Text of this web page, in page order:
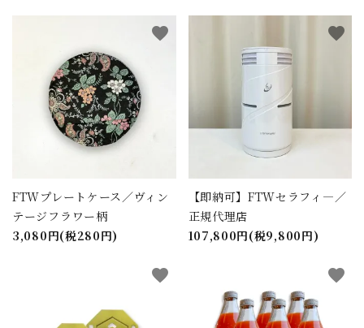
FTWプレートケース／ヴィン
テージフラワー柄
3,080円(税280円)
favorite
【即納可】FTWセラフィ―／
正規代理店
107,800円(税9,800円)
favorite
favorite favorite